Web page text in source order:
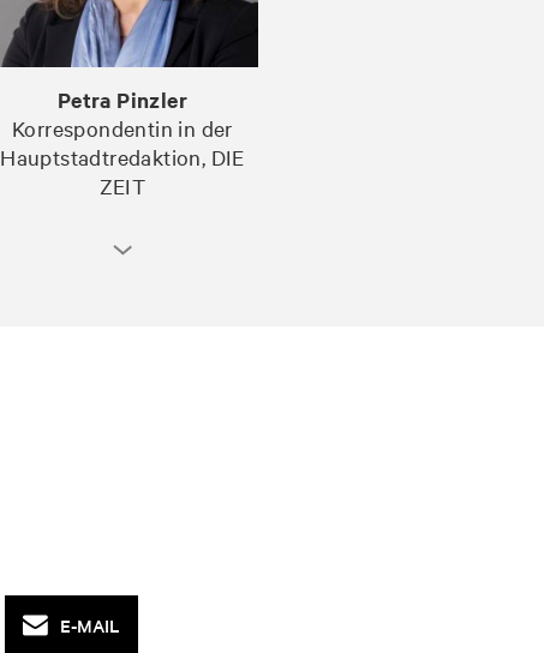
Petra Pinzler
Korrespondentin in der
Hauptstadtredaktion, DIE
ZEIT
E-MAIL